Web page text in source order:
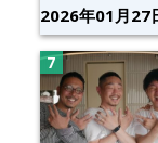
2026年01月27